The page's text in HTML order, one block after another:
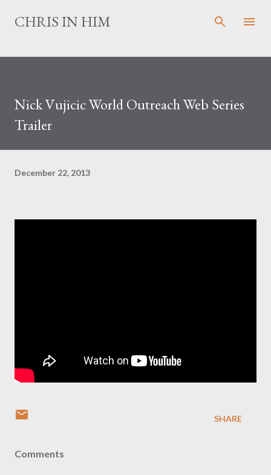
Skip to main content
CHRIS IN HIM
Nick Vujicic World Outreach Web Series
Trailer
December 22, 2013
SHARE
Comments